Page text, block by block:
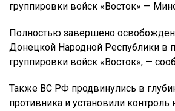
группировки войск «Восток» —
Полностью завершено
Донецкой Народной Республики в
группировки войск «Восток», —
Также ВС РФ продвинулись в
противника и установили